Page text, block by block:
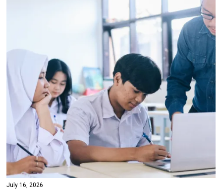
July 16, 2026